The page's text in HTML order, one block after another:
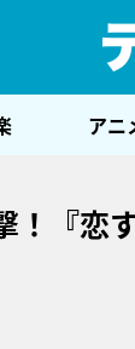
アニ
『恋